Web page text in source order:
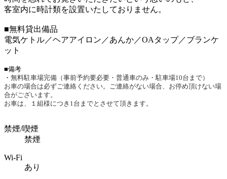
客室内に時計類を設置いたしておりません。
■無料貸出備品
電気ケトル／ヘアアイロン／あんか／OAタップ／ブランケ
ット
■備考
・ 無料駐車場完備（事前予約要必要・普通車のみ・駐車場10台まで）
お車の場合は必ずご連絡ください。ご連絡がない場合、お停め頂けない場
合がございます。
お車は、１組様につき1台までとさせて頂きます。
禁煙/喫煙
禁煙
Wi-Fi
あり